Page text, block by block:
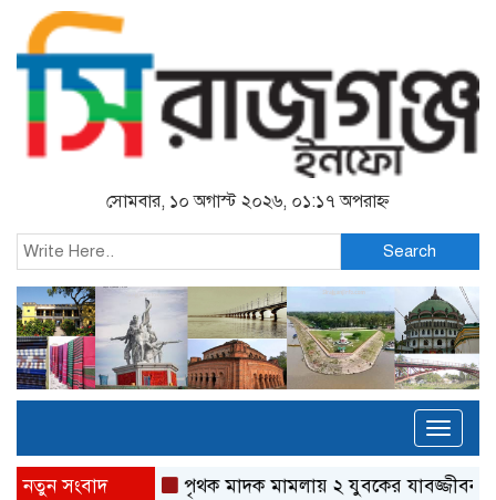
সোমবার, ১০ অগাস্ট ২০২৬, ০১:১৭ অপরাহ্ন
Search
নতুন সংবাদ পৃথক মাদক মামলায় ২ যুবকের যাবজ্জীবন